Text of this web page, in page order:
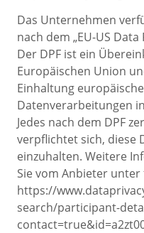
Das Unternehmen
nach dem „EU-US
Der DPF ist ein
Europäischen Union
Einhaltung
Datenverarbeitungen
Jedes nach dem DPF
verpflichtet sich, diese
einzuhalten. Weitere
Sie vom Anbieter unter
https://
search/participant-